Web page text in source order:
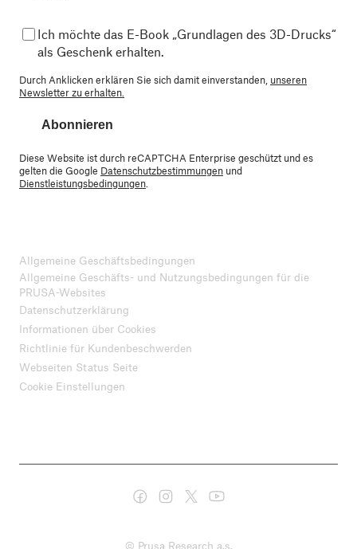
Ich möchte das E-Book „Grundlagen des 3D-Drucks“
als Geschenk erhalten.
Durch Anklicken erklären Sie sich damit einverstanden, unseren
Newsletter zu erhalten.
Abonnieren
Diese Website ist durch reCAPTCHA Enterprise geschützt und es
gelten die Google Datenschutzbestimmungen und
Dienstleistungsbedingungen.
Allgemeine Geschäftsbedingungen
Allgemeine Geschäfts- und Nutzungsbedingungen für die
PRUSA-Websites
Datenschutzerklärung
Informationen über Cookies
Richtlinie für Kundenbeschwerden
Webseiten Status Seite
Cookie Einstellungen
© Prusa Research a.s.